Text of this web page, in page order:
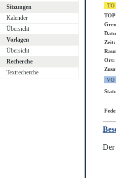
Sitzungen
Kalender
Übersicht
Vorlagen
Übersicht
Recherche
Textrecherche
Zeit:
Ort:
Der